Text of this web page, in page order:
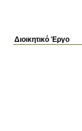
Διοικητικό Έργο